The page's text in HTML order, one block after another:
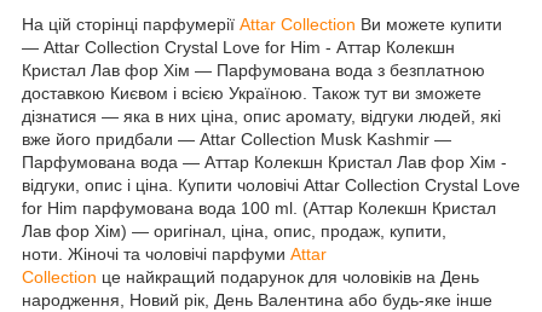
На цій сторінці парфумерії Attar Collection Ви можете купити
— Attar Collection Crystal Love for Him - Аттар Колекшн
Кристал Лав фор Хім — Парфумована вода з безплатною
доставкою Києвом і всією Україною. Також тут ви зможете
дізнатися — яка в них ціна, опис аромату, відгуки людей, які
вже його придбали — Attar Collection Musk Kashmir —
Парфумована вода — Аттар Колекшн Кристал Лав фор Хім -
відгуки, опис і ціна. Купити чоловічі Attar Collection Crystal Love
for Him парфумована вода 100 ml. (Аттар Колекшн Кристал
Лав фор Хім) — оригінал, ціна, опис, продаж, купити,
ноти. Жіночі та чоловічі парфуми Attar
Collection це найкращий подарунок для чоловіків на День
народження, Новий рік, День Валентина або будь-яке інше